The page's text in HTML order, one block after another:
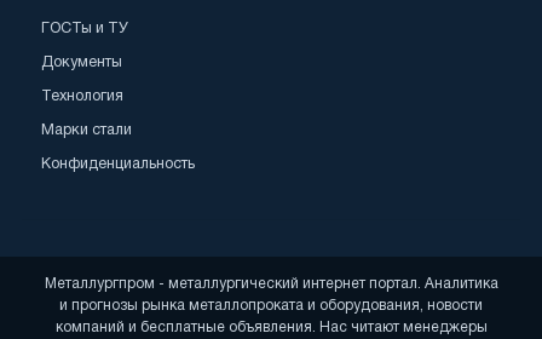
ГОСТы и ТУ
Документы
Технология
Марки стали
Конфиденциальность
Металлургпром - металлургический интернет портал. Аналитика
и прогнозы рынка металлопроката и оборудования, новости
компаний и бесплатные объявления. Нас читают менеджеры